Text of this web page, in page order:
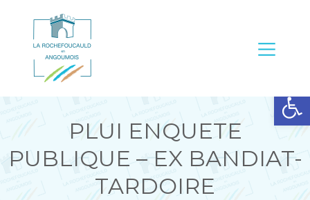
Ouvrir la barre d’outils
PLUI ENQUETE
PUBLIQUE – EX BANDIAT-
TARDOIRE